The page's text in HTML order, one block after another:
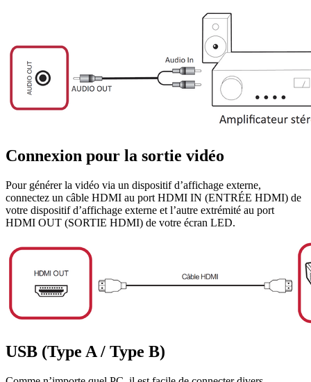
Connexion pour la sortie vidéo
Pour générer la vidéo via un dispositif d’affichage externe,
connectez un câble HDMI au port HDMI IN (ENTRÉE HDMI) de
votre dispositif d’affichage externe et l’autre extrémité au port
HDMI OUT (SORTIE HDMI) de votre écran LED.
USB (Type A / Type B)